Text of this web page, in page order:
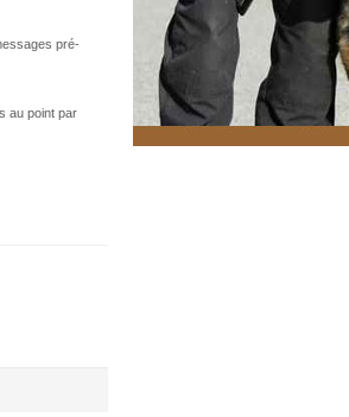
pré-
au point par